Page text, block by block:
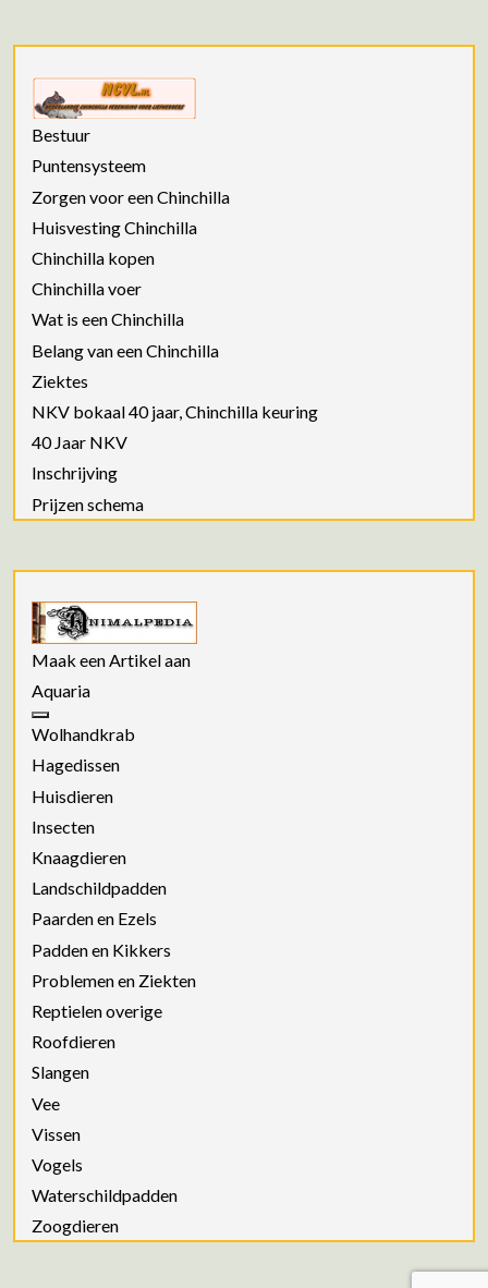
Bestuur
Puntensysteem
Zorgen voor een Chinchilla
Huisvesting Chinchilla
Chinchilla kopen
Chinchilla voer
Wat is een Chinchilla
Belang van een Chinchilla
Ziektes
NKV bokaal 40 jaar, Chinchilla keuring
40 Jaar NKV
Inschrijving
Prijzen schema
Maak een Artikel aan
Aquaria
Wolhandkrab
Hagedissen
Huisdieren
Insecten
Knaagdieren
Landschildpadden
Paarden en Ezels
Padden en Kikkers
Problemen en Ziekten
Reptielen overige
Roofdieren
Slangen
Vee
Vissen
Vogels
Waterschildpadden
Zoogdieren